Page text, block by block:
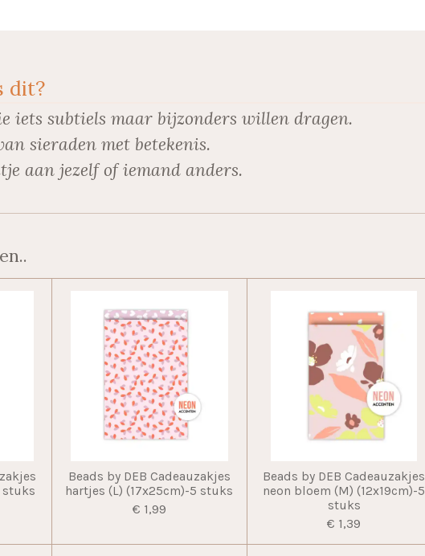
dit?
iets subtiels maar bijzonders willen dragen.
sieraden met betekenis.
aan jezelf of iemand anders.
stuks
Beads by DEB Cadeauzakjes
hartjes (L) (17x25cm)-5 stuks
€ 1,99
Beads by DEB Cadeauzakjes
neon bloem (M) (12x19cm)-5
stuks
€ 1,39